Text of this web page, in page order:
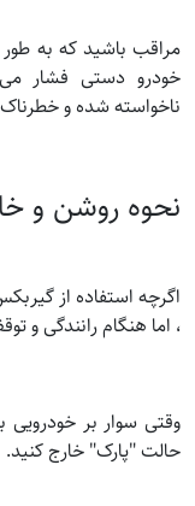
مراقب باشید که به طور
خودرو دستی فشار
ناخواسته شده و
نحوه روشن و
اگرچه استفاده از
، اما هنگام رانندگی
وقتی سوار بر خودرویی
حالت "پارک" خارج کنید.